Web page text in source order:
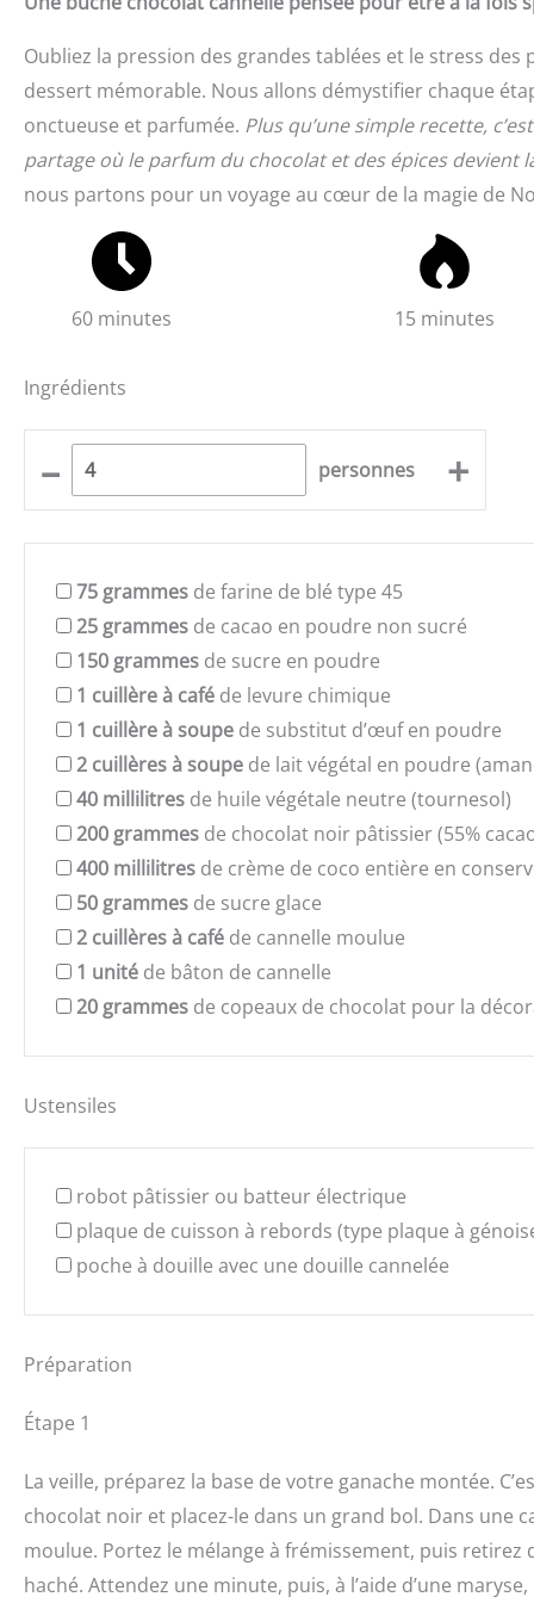
Oubliez la pression des grandes tablées et le stress
dessert mémorable. Nous allons démystifier chaque
onctueuse et parfumée. Plus qu’une simple recette,
partage où le parfum du chocolat et des épices devient
nous partons pour un voyage au cœur de la magie de
60 minutes 15 minutes
Ingrédients
– personnes +
75 grammes de farine de blé type 45
25 grammes de cacao en poudre non sucré
150 grammes de sucre en poudre
1 cuillère à café de levure chimique
1 cuillère à soupe de substitut d’œuf en poudre
2 cuillères à soupe de lait végétal en poudre
40 millilitres de huile végétale neutre (tournesol)
200 grammes de chocolat noir pâtissier (55%
400 millilitres de crème de coco entière en
50 grammes de sucre glace
2 cuillères à café de cannelle moulue
1 unité de bâton de cannelle
20 grammes de copeaux de chocolat pour la
Ustensiles
robot pâtissier ou batteur électrique
plaque de cuisson à rebords (type plaque à
poche à douille avec une douille cannelée
Préparation
Étape 1
La veille, préparez la base de votre ganache montée.
chocolat noir et placez-le dans un grand bol. Dans une
moulue. Portez le mélange à frémissement, puis
haché. Attendez une minute, puis, à l’aide d’une